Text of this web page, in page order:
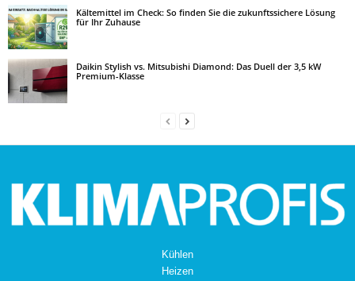
Kältemittel im Check: So finden Sie die zukunftssichere Lösung
für Ihr Zuhause
Daikin Stylish vs. Mitsubishi Diamond: Das Duell der 3,5 kW
Premium-Klasse
Kühlen
Heizen